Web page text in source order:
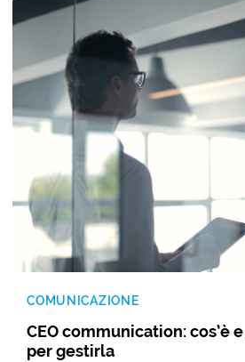
COMUNICAZIONE
CEO communication: cos’è
per gestirla